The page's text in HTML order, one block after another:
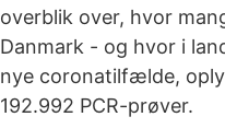
overblik over, hvor
Danmark - og hvor i
nye coronatilfælde,
192.992 PCR-prøver.